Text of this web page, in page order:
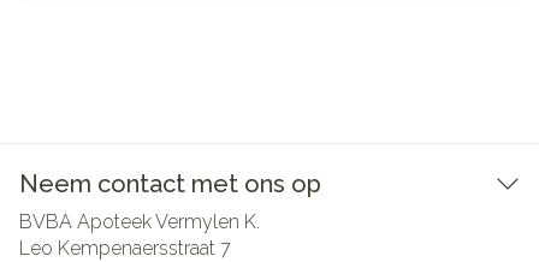
Neem contact met ons op
BVBA Apoteek Vermylen K.
Leo Kempenaersstraat 7